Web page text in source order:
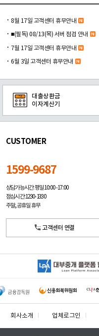
8월 17일 고객센터 휴무안내
■(필독) 08/13(목) 서버 점검 안내
7월 17일 고객센터 휴무안내
6월 3일 고객센터 휴무안내
대출상환금
이자계산기
CUSTOMER
1599-9687
상담가능시간: 평일10:00 -17:00
점심시간: 12:30 - 13:30
주말, 공휴일 휴무
고객센터 연결
회사소개 업체로그인